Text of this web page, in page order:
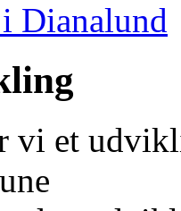
Dianalund
vi et